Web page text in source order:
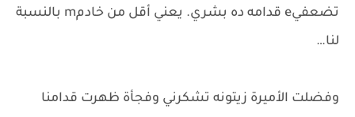
تضعفيe قدامه ده بشري. يعني أقل من خادمm بالنسبة
لنا…
وفضلت الأميرة زيتونه تشكرني وفجأة ظهرت قدامنا